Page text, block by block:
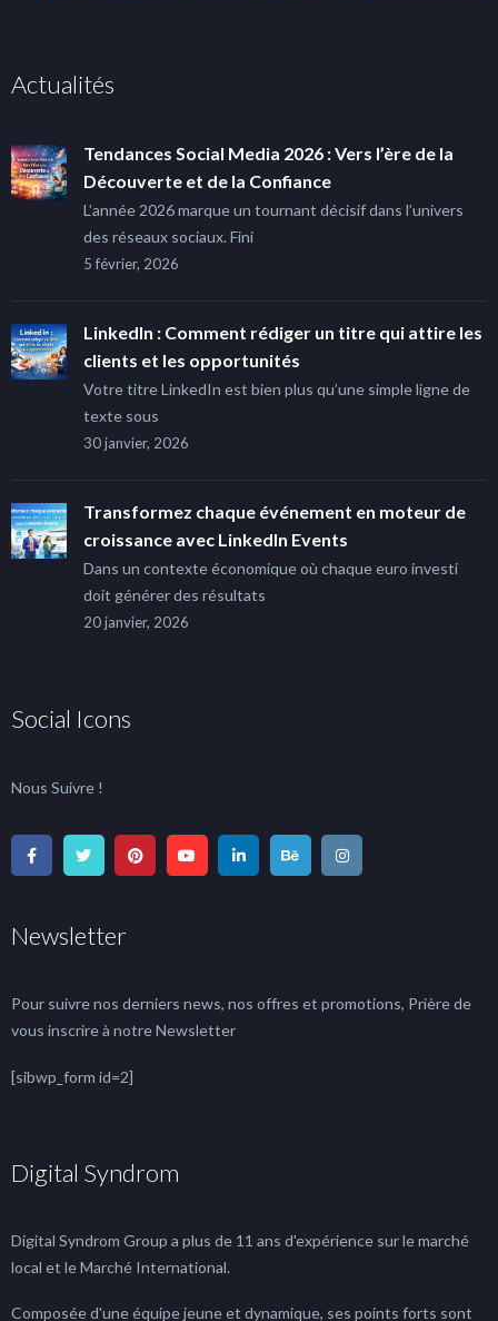
Actualités
Tendances Social Media 2026 : Vers l’ère de la
Découverte et de la Confiance
L’année 2026 marque un tournant décisif dans l’univers
des réseaux sociaux. Fini
5 février, 2026
LinkedIn : Comment rédiger un titre qui attire les
clients et les opportunités
Votre titre LinkedIn est bien plus qu’une simple ligne de
texte sous
30 janvier, 2026
Transformez chaque événement en moteur de
croissance avec LinkedIn Events
Dans un contexte économique où chaque euro investi
doit générer des résultats
20 janvier, 2026
Social Icons
Nous Suivre !
Newsletter
Pour suivre nos derniers news, nos offres et promotions, Prière de
vous inscrire à notre Newsletter
[sibwp_form id=2]
Digital Syndrom
Digital Syndrom Group a plus de 11 ans d'expérience sur le marché
local et le Marché International.
Composée d'une équipe jeune et dynamique, ses points forts sont